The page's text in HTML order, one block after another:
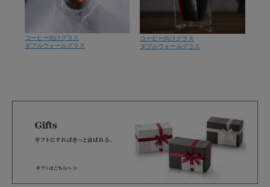
コーヒー向けグラス
ダブルウォールグラス
コーヒー向けグラス
ダブルウォールグラス